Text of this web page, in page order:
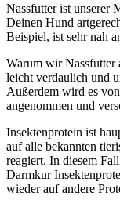
Nassfutter ist unserer
Deinen Hund
Beispiel, ist sehr nah
Warum wir Nassfutter
leicht verdaulich und
Außerdem wird es
angenommen und
Insektenprotein ist
auf alle bekannten
reagiert. In diesem
Darmkur
wieder auf andere